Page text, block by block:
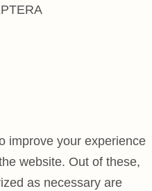
improve your experience
website. Out of these,
as necessary are